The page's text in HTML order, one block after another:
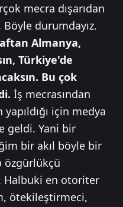
mecra dışarıdan
Böyle durumdayız.
Almanya,
Türkiye'de
Bu çok
İş mecrasından
için medya
geldi. Yani bir
bir akıl böyle bir
özgürlükçü
Halbuki en otoriter
ötekileştirmeci,